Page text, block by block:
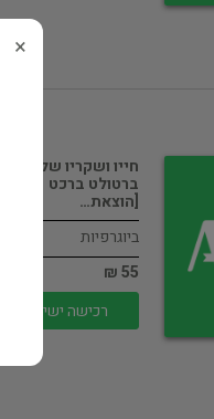
חייו ושקריו של
ברטולט ברכט
[הוצאת…
ביוגרפיות
55 ₪
רכישה ישירה
×